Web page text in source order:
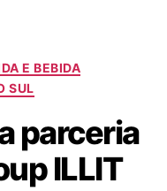
E BEBIDA
SUL
parceria
ILLIT